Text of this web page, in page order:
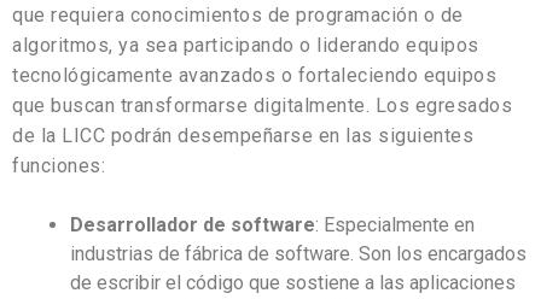
que requiera conocimientos de programación o de
algoritmos, ya sea participando o liderando equipos
tecnológicamente avanzados o fortaleciendo equipos
que buscan transformarse digitalmente. Los egresados
de la LICC podrán desempeñarse en las siguientes
funciones:
Desarrollador de software: Especialmente en
industrias de fábrica de software. Son los encargados
de escribir el código que sostiene a las aplicaciones